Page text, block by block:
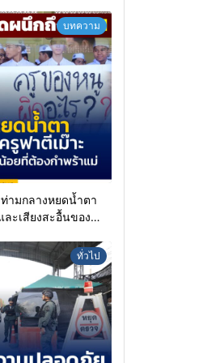
บทความ
ามกลางหยดน้ำตา
ะเสียงสะอื้นของ
ทั่วไป